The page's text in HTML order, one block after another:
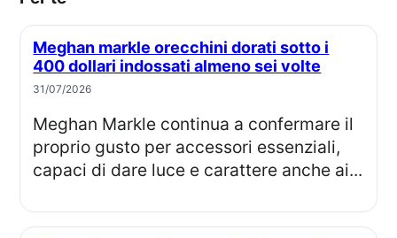
Meghan markle orecchini dorati sotto i
400 dollari indossati almeno sei volte
31/07/2026
Meghan Markle continua a confermare il
proprio gusto per accessori essenziali,
capaci di dare luce e carattere anche ai...